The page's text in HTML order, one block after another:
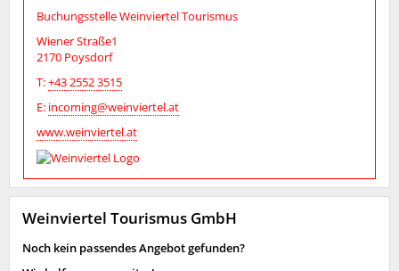
Buchungsstelle Weinviertel Tourismus
Wiener Straße1
2170 Poysdorf
T:+43 2552 3515
E: incoming@weinviertel.at
www.weinviertel.at
Weinviertel Tourismus GmbH
Noch kein passendes Angebot gefunden?